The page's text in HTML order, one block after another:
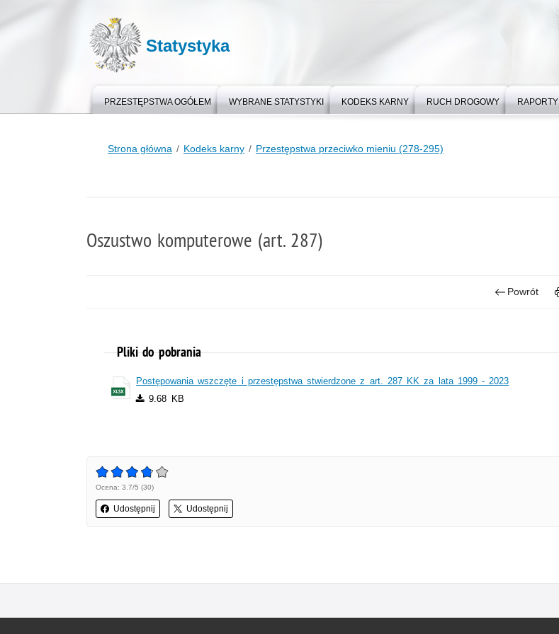
Statystyka
PRZESTĘPSTWA OGÓŁEM WYBRANE STATYSTYKI KODEKS KARNY RUCH DROGOWY RAPORTY
Strona główna Kodeks karny Przestępstwa przeciwko mieniu (278-295)
Oszustwo komputerowe (art. 287)
Powrót
Pliki do pobrania
Postępowania wszczęte i przestępstwa stwierdzone z art. 287 KK za lata 1999 - 2023
9.68 KB
Ocena: 3.7/5 (30)
Udostępnij Udostępnij